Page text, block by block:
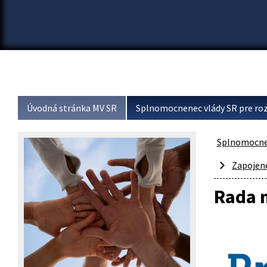
Úvodná stránka MV SR Splnomocnenec vlády SR pre
Rada